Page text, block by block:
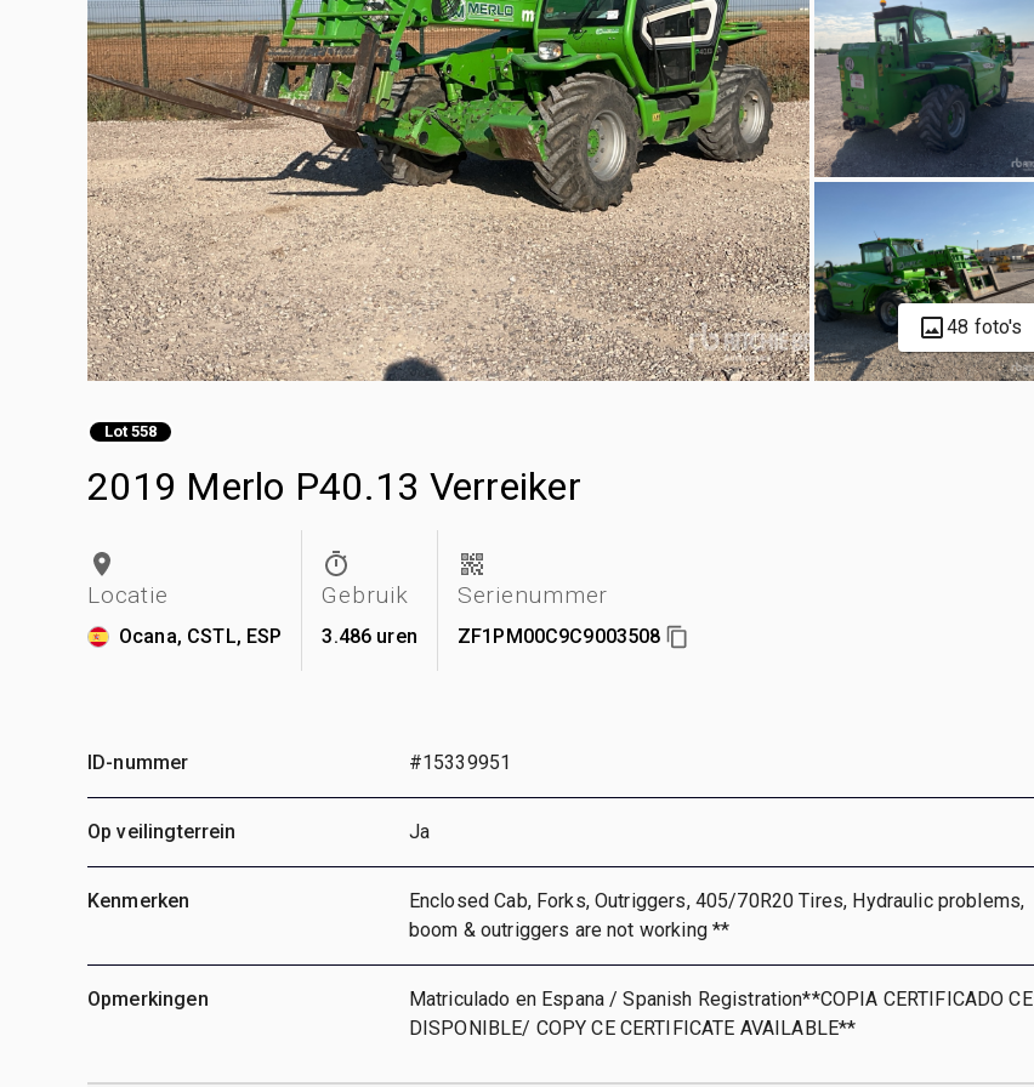
48 foto's
Lot 558
2019 Merlo P40.13 Verreiker
Locatie
Ocana, CSTL, ESP
Gebruik
3.486 uren
Serienummer
ZF1PM00C9C9003508
ID-nummer #15339951
Op veilingterrein Ja
Kenmerken
Enclosed Cab, Forks, Outriggers, 405/70R20 Tires, Hydraulic problems,
boom & outriggers are not working **
Opmerkingen
Matriculado en Espana / Spanish Registration**COPIA CERTIFICADO CE
DISPONIBLE/ COPY CE CERTIFICATE AVAILABLE**